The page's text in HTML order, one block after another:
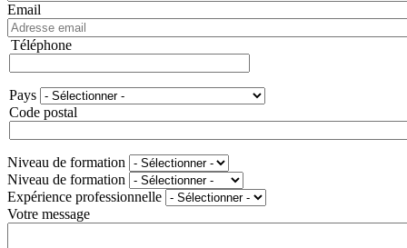
Email
Téléphone
Adresse
Pays
Code postal
Niveau de formation
Niveau de formation
Expérience professionnelle
Votre message